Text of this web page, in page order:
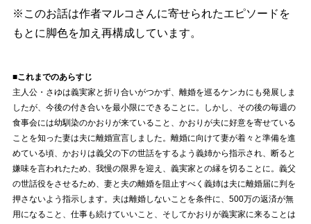
※このお話は作者マルコさんに寄せられたエピソードを
もとに脚色を加え再構成しています。
■これまでのあらすじ
主人公・さゆは義実家と折り合いがつかず、離婚を巡るケンカにも発展しま
したが、今後の付き合いを最小限にできることに。しかし、その後の毎週の
食事会には幼馴染のかおりが来ていること、かおりが夫に好意を寄せている
ことを知った妻は夫に離婚宣言しました。離婚に向けて妻が着々と準備を進
めている頃、かおりは義父の下の世話をするよう義姉から指示され、断ると
嫌味を言われたため、我慢の限界を迎え、義実家との縁を切ることに。義父
の世話役をさせるため、妻と夫の離婚を阻止すべく義姉は夫に離婚届に判を
押さないよう指示します。夫は離婚しないことを条件に、500万の返済が無
用になること、仕事も続けていいこと、そしてかおりが義実家に来ることは